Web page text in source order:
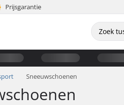
Prijsgarantie
Sneeuwschoenen